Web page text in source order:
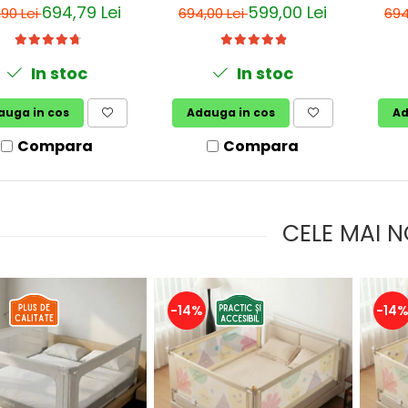
Lei694,79 Lei
In stoc
in cos
Compara
stabilizatoare
694,00 Lei599,00 Lei
In stoc
Adauga in cos
Compara
CELE MAI
-14% -14%